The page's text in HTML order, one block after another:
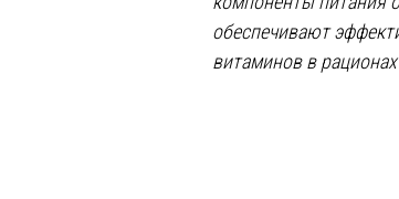
обеспечивают
витаминов в